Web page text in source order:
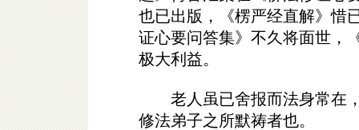
也已出版，《楞严经直解》惜
证心要问答集》不久将面世，
极大利益。
老人虽已舍报而法身常在，
修法弟子之所默祷者也。